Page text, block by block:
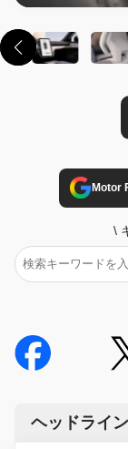
こ
Motor
\
ヘッドライ